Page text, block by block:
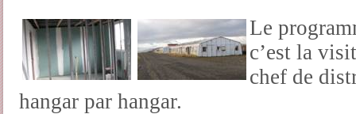
Le
c’est la
chef de
hangar par hangar.